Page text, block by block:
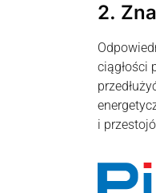
2.
ciągłości
i